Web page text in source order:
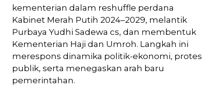
kementerian dalam reshuffle perdana
Kabinet Merah Putih 2024–2029, melantik
Purbaya Yudhi Sadewa cs, dan membentuk
Kementerian Haji dan Umroh. Langkah ini
merespons dinamika politik-ekonomi, protes
publik, serta menegaskan arah baru
pemerintahan.